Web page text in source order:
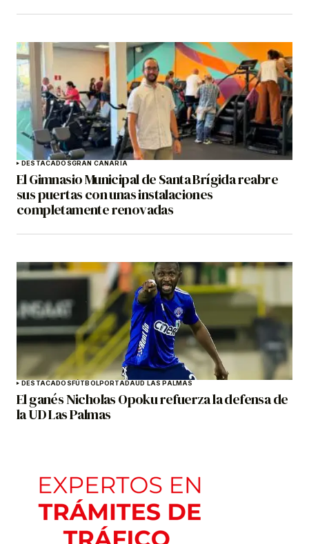
DESTACADOSGRAN CANARIA
El Gimnasio Municipal de Santa Brígida reabre
sus puertas con unas instalaciones
completamente renovadas
DESTACADOSFÚTBOLPORTADAUD LAS PALMAS
El ganés Nicholas Opoku refuerza la defensa de
la UD Las Palmas